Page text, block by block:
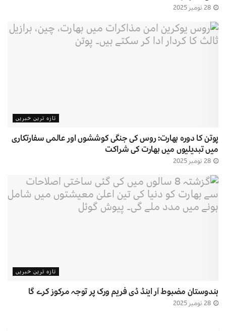
تازہ ترین خبریں
پوتن کا دورہ بھارت: روس کی جنگی کوششوں اور عالمی سفارتکاری
میں تبدیلیوں میں بھارت کی شراکت
تازہ ترین خبریں
ہندوستان مضبوط آر اینڈ ڈی فریم ورک پر توجہ مرکوز کرے گا